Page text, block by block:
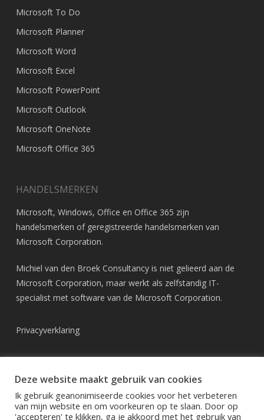
Microsoft To Do
Microsoft Planner
Microsoft Word
Microsoft Excel
Microsoft PowerPoint
Microsoft Outlook
Microsoft OneNote
Microsoft Office 365
HANDELSMERKEN
Microsoft, Windows, Office en Office 365 zijn
handelsmerken of geregistreerde handelsmerken van
Microsoft Corporation.
Michiel van den Broek Consultancy is niet gelieerd aan de
Microsoft Corporation, maar werkt als zelfstandig IT-
specialist met software van de Microsoft Corporation.
Privacyverklaring
© 2026 Michiel van den Broek Consultancy - Windows en Office 365
Deze website maakt gebruik van cookies
Ik gebruik geanonimiseerde cookies voor het verbeteren
van mijn website en om voorkeuren op te slaan. Door op
'accepteren' te klikken, ga je akkoord met het gebruik van